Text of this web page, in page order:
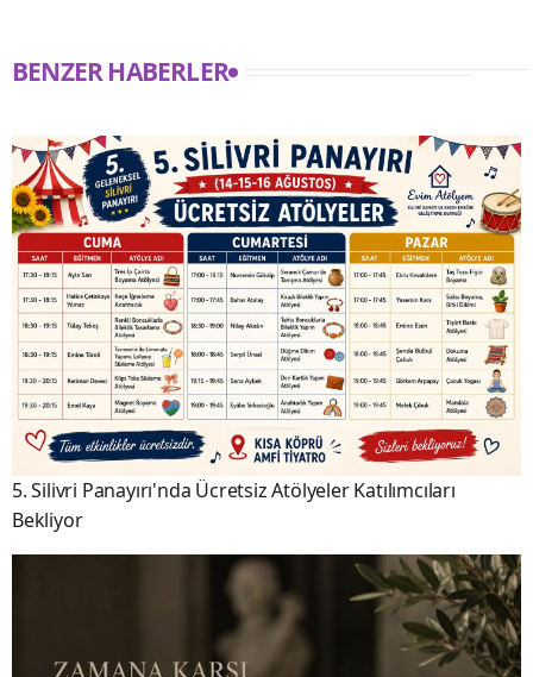
BENZER HABERLER
5. Silivri Panayırı'nda Ücretsiz Atölyeler Katılımcıları
Bekliyor